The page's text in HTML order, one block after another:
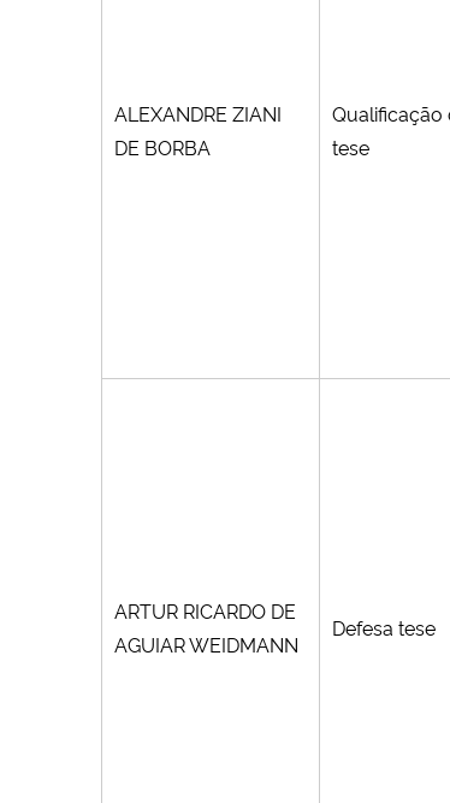
ALEXANDRE ZIANI
DE BORBA
Qualificação
tese
ARTUR RICARDO DE
AGUIAR WEIDMANN
Defesa tese